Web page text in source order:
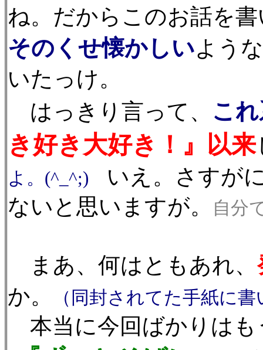
ね。だからこのお話を
そのくせ懐かしいよう
いたっけ。
はっきり言って、 こ
き好き大好き！』以来
よ。(^_^;) いえ。さすが
ないと思いますが。
自分
まあ、何はともあれ、
か。 （同封されてた手紙に
本当に今回ばかりはも